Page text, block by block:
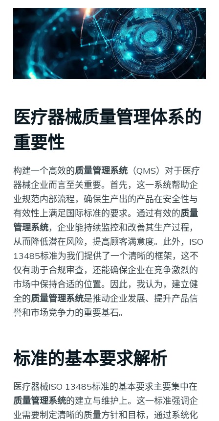
医疗器械质量管理体系的
重要性
构建一个高效的质量管理系统（QMS）对于医疗
器械企业而言至关重要。首先，这一系统帮助企
业规范内部流程，确保生产出的产品在安全性与
有效性上满足国际标准的要求。通过有效的质量
管理系统，企业能持续监控和改善其生产过程，
从而降低潜在风险，提高顾客满意度。此外，ISO
13485标准为我们提供了一个清晰的框架，这不
仅有助于合规审查，还能确保企业在竞争激烈的
市场中保持合适的位置。因此，我认为，建立健
全的质量管理系统是推动企业发展、提升产品信
誉和市场竞争力的重要基石。
标准的基本要求解析
医疗器械ISO 13485标准的基本要求主要集中在
质量管理系统的建立与维护上。这一标准强调企
业需要制定清晰的质量方针和目标，通过系统化